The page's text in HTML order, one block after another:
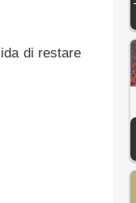
di restare